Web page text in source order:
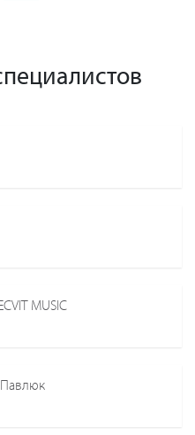
MUSIC
Павлюк